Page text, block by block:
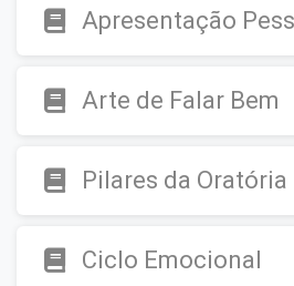
Apresentação
Arte de Falar Bem
Pilares da Oratória
Ciclo Emocional